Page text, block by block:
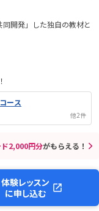
開発」した独自の教材と
ース
他2件
2,000円分がもらえる！
体験レッスン
に申し込む